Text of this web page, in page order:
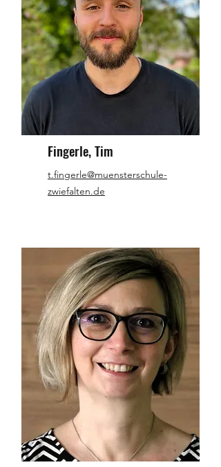
Fingerle, Tim
t.fingerle@muensterschule-
zwiefalten.de​